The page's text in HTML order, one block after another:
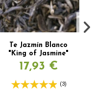
Te Jazmín Blanco
"King of Jasmine"
17,93 €
(3)